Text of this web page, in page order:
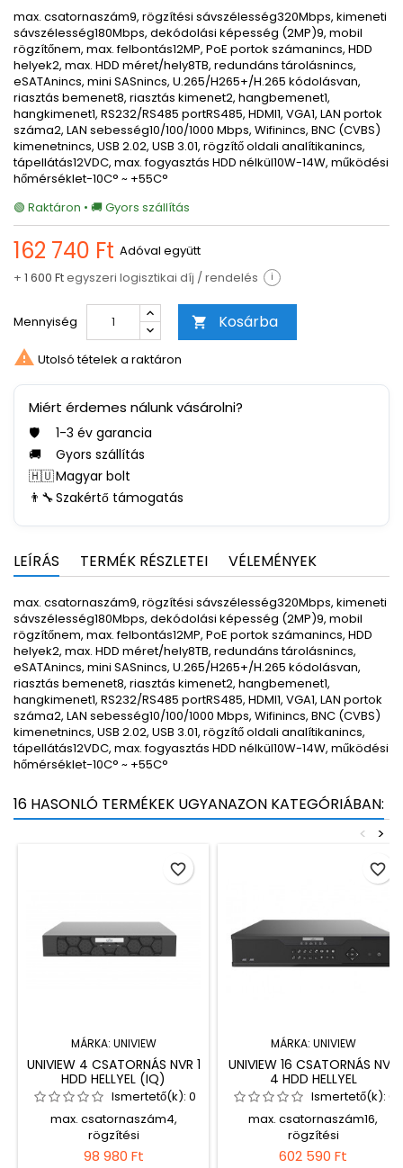
max. csatornaszám9, rögzítési sávszélesség320Mbps, kimeneti
sávszélesség180Mbps, dekódolási képesség (2MP)9, mobil
rögzítőnem, max. felbontás12MP, PoE portok számanincs, HDD
helyek2, max. HDD méret/hely8TB, redundáns tárolásnincs,
eSATAnincs, mini SASnincs, U.265/H265+/H.265 kódolásvan,
riasztás bemenet8, riasztás kimenet2, hangbemenet1,
hangkimenet1, RS232/RS485 portRS485, HDMI1, VGA1, LAN portok
száma2, LAN sebesség10/100/1000 Mbps, Wifinincs, BNC (CVBS)
kimenetnincs, USB 2.02, USB 3.01, rögzítő oldali analítikanincs,
tápellátás12VDC, max. fogyasztás HDD nélkül10W-14W, működési
hőmérséklet-10C° ~ +55C°
🟢 Raktáron • 🚚 Gyors szállítás
162 740 Ft Adóval együtt
+ 1 600 Ftegyszeri logisztikai díj / rendelés i
Mennyiség  Kosárba
 Utolsó tételek a raktáron
Miért érdemes nálunk vásárolni?
🛡️
1-3 év garancia
🚚
Gyors szállítás
🇭🇺Magyar bolt
👨‍🔧Szakértő támogatás
LEÍRÁS TERMÉK RÉSZLETEI VÉLEMÉNYEK
max. csatornaszám9, rögzítési sávszélesség320Mbps, kimeneti
sávszélesség180Mbps, dekódolási képesség (2MP)9, mobil
rögzítőnem, max. felbontás12MP, PoE portok számanincs, HDD
helyek2, max. HDD méret/hely8TB, redundáns tárolásnincs,
eSATAnincs, mini SASnincs, U.265/H265+/H.265 kódolásvan,
riasztás bemenet8, riasztás kimenet2, hangbemenet1,
hangkimenet1, RS232/RS485 portRS485, HDMI1, VGA1, LAN portok
száma2, LAN sebesség10/100/1000 Mbps, Wifinincs, BNC (CVBS)
kimenetnincs, USB 2.02, USB 3.01, rögzítő oldali analítikanincs,
tápellátás12VDC, max. fogyasztás HDD nélkül10W-14W, működési
hőmérséklet-10C° ~ +55C°
16 HASONLÓ TERMÉKEK UGYANAZON KATEGÓRIÁBAN:
>
<
MÁRKA: UNIVIEW
UNIVIEW 4 CSATORNÁS NVR 1
HDD HELLYEL (IQ)
Ismertető(k): 0
max. csatornaszám4,
rögzítési
sávszélesség80Mbps,
98 980 Ft
favorite_border
MÁRKA: UNIVIEW
UNIVIEW 16 CSATORNÁS NVR
4 HDD HELLYEL
Ismertető(k): 0
max. csatornaszám16,
rögzítési
sávszélesség384Mbps,
602 590 Ft
favorite_border